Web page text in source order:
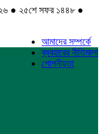
● ২৫শে সফর ১৪৪৮ ●
আমাদের সম্পর্কে
ব্যবহারের নীতিমালা
গোপনীয়তা